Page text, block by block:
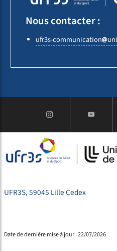
Nous contacter :
ufr3s-communication
UFR3S, 59045 Lille Cedex
Date de dernière mise à jour : 22/07/2026